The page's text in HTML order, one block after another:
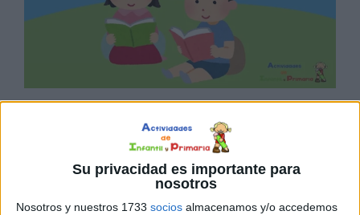
Su privacidad es importante para
nosotros
Nosotros y nuestros 1733 socios almacenamos y/o accedemos